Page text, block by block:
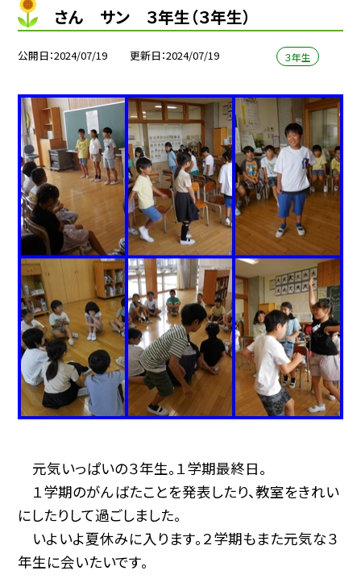
さん サン ３年生（３年生）
公開日 2024/07/19 更新日 2024/07/19 ３年生
元気いっぱいの３年生。１学期最終日。
１学期のがんばたことを発表したり、教室をきれい
にしたりして過ごしました。
いよいよ夏休みに入ります。２学期もまた元気な３
年生に会いたいです。